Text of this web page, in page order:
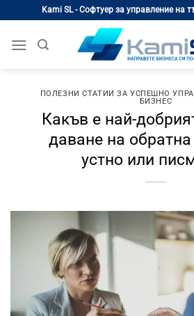
content
Kami SL - Софтуер за управление на
ПОЛЕЗНИ СТАТИИ ЗА УСПЕШНО
БИЗНЕС
Какъв е най-
даване на
устно или